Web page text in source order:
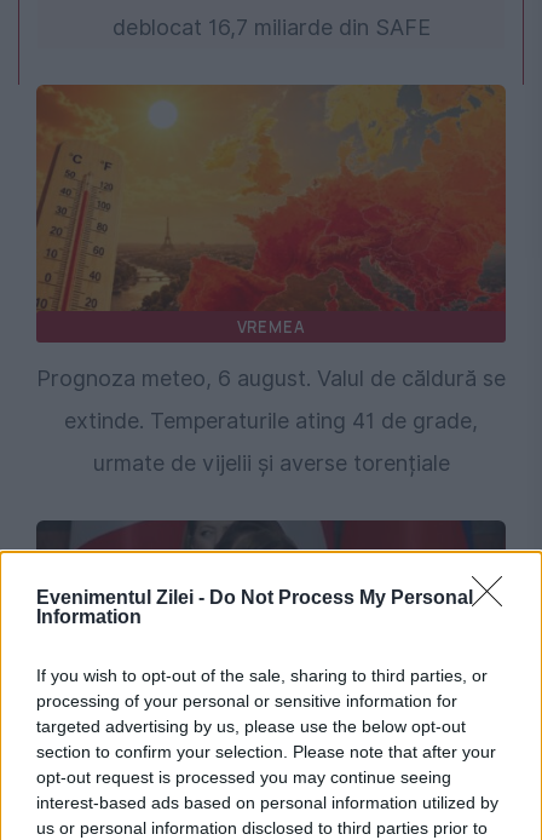
Evenimentul Zilei - Do Not Process My Personal
Information
If you wish to opt-out of the sale, sharing to third parties, or
processing of your personal or sensitive information for
targeted advertising by us, please use the below opt-out
section to confirm your selection. Please note that after your
opt-out request is processed you may continue seeing
interest-based ads based on personal information utilized by
us or personal information disclosed to third parties prior to
deblocat 16,7 miliarde din SAFE
VREMEA
Prognoza meteo, 6 august. Valul de căldură se
extinde. Temperaturile ating 41 de grade,
urmate de vijelii și averse torențiale
INTERNATIONAL
Opoziția încearcă suspendarea Maiei Sandu.